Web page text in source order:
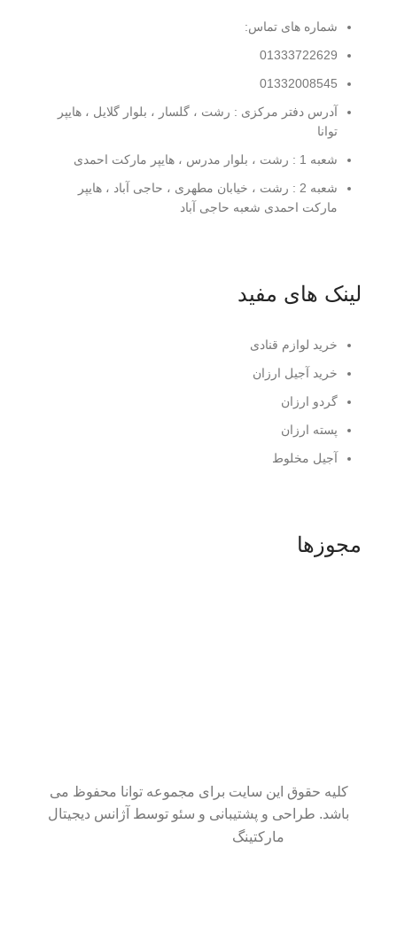
شماره های تماس:
01333722629
01332008545
آدرس دفتر مرکزی : رشت ، گلسار ، بلوار گلایل ، هایپر
توانا
شعبه 1 : رشت ، بلوار مدرس ، هایپر مارکت احمدی
شعبه 2 : رشت ، خیابان مطهری ، حاجی آباد ، هایپر
مارکت احمدی شعبه حاجی آباد
لینک های مفید
خرید لوازم قنادی
خرید آجیل ارزان
گردو ارزان
پسته ارزان
آجیل مخلوط
مجوزها
کلیه حقوق این سایت برای مجموعه توانا محفوظ می
باشد. طراحی و پشتیبانی و سئو توسط آژانس دیجیتال
مارکتینگ